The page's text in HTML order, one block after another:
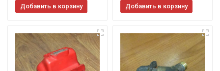
Добавить в корзину Добавить в корзину